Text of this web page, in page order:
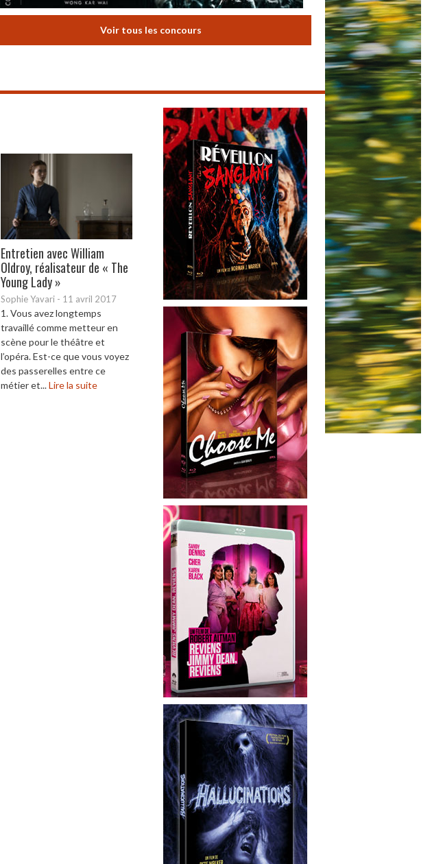
Voir tous les concours
Entretien avec William
Oldroy, réalisateur de « The
Young Lady »
Sophie Yavari - 11 avril 2017
1. Vous avez longtemps
travaillé comme metteur en
scène pour le théâtre et
l’opéra. Est-ce que vous voyez
des passerelles entre ce
métier et...Lire la suite